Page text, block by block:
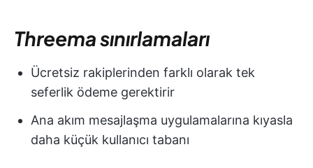
Threema sınırlamaları
Ücretsiz rakiplerinden farklı olarak tek
seferlik ödeme gerektirir
Ana akım mesajlaşma uygulamalarına kıyasla
daha küçük kullanıcı tabanı